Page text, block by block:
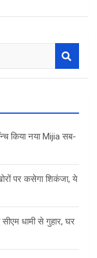
किया नया Mijia सब-
पर कसेगा शिकंजा, ये
धामी से गुहार, घर